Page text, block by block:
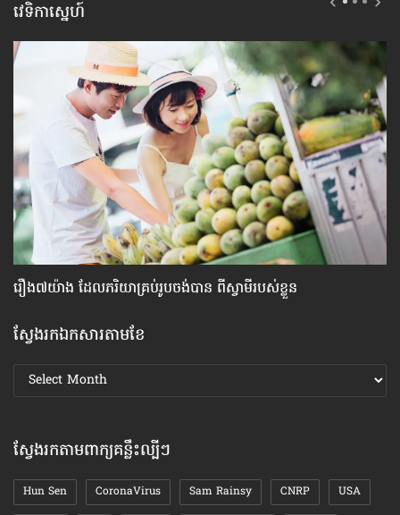
វេទិកាស្នេហ៍
រឿង៧យ៉ាង ​ដែល​ភរិយា​គ្រប់​រូប​ចង់​បាន ពី​ស្វាមី​របស់​ខ្លួន
ស្វែងរកឯកសារតាមខែ
ស្វែងរក
ឯកសារ
ស្វែងរកតាមពាក្យគន្លឹះល្បីៗ
Hun Sen CoronaVirus Sam Rainsy CNRP USA